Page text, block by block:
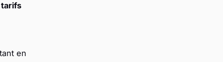
tarifs
en